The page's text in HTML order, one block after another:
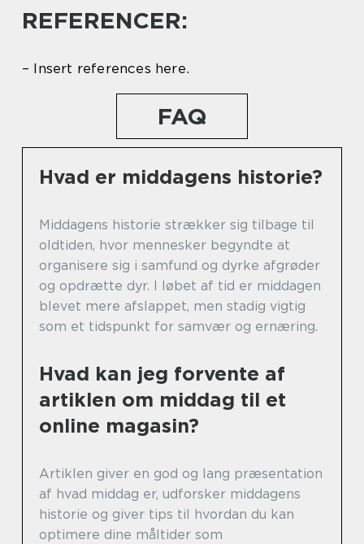
REFERENCER:
– Insert references here.
FAQ
Hvad er middagens historie?
Middagens historie strækker sig tilbage til
oldtiden, hvor mennesker begyndte at
organisere sig i samfund og dyrke afgrøder
og opdrætte dyr. I løbet af tid er middagen
blevet mere afslappet, men stadig vigtig
som et tidspunkt for samvær og ernæring.
Hvad kan jeg forvente af
artiklen om middag til et
online magasin?
Artiklen giver en god og lang præsentation
af hvad middag er, udforsker middagens
historie og giver tips til hvordan du kan
optimere dine måltider som